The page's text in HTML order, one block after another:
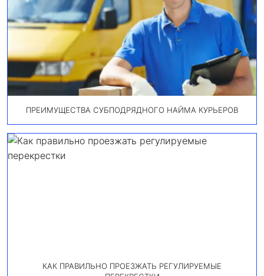
ПРЕИМУЩЕСТВА СУБПОДРЯДНОГО НАЙМА КУРЬЕРОВ
КАК ПРАВИЛЬНО ПРОЕЗЖАТЬ РЕГУЛИРУЕМЫЕ